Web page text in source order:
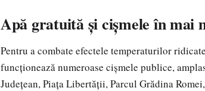
Apă gratuită și cișmele în mai
Pentru a combate efectele temperaturilor
funcționează numeroase cișmele publice,
Județean, Piața Libertății, Parcul Grădina